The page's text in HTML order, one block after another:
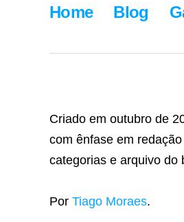
Home Blog
Criado em outubro de
com ênfase em
categorias e arquivo do
Por Tiago Moraes.